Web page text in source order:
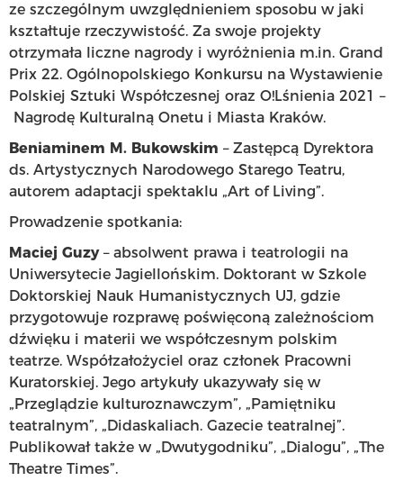
ze szczególnym uwzględnieniem sposobu w jaki
kształtuje rzeczywistość. Za swoje projekty
otrzymała liczne nagrody i wyróżnienia m.in. Grand
Prix 22. Ogólnopolskiego Konkursu na Wystawienie
Polskiej Sztuki Współczesnej oraz O!Lśnienia 2021 –
Nagrodę Kulturalną Onetu i Miasta Kraków.
Beniaminem M. Bukowskim – Zastępcą Dyrektora
ds. Artystycznych Narodowego Starego Teatru,
autorem adaptacji spektaklu „Art of Living”.
Prowadzenie spotkania:
Maciej Guzy– absolwent prawa i teatrologii na
Uniwersytecie Jagiellońskim. Doktorant w Szkole
Doktorskiej Nauk Humanistycznych UJ, gdzie
przygotowuje rozprawę poświęconą zależnościom
dźwięku i materii we współczesnym polskim
teatrze. Współzałożyciel oraz członek Pracowni
Kuratorskiej. Jego artykuły ukazywały się w
„Przeglądzie kulturoznawczym”, „Pamiętniku
teatralnym”, „Didaskaliach. Gazecie teatralnej”.
Publikował także w „Dwutygodniku”, „Dialogu”, „The
Theatre Times”.